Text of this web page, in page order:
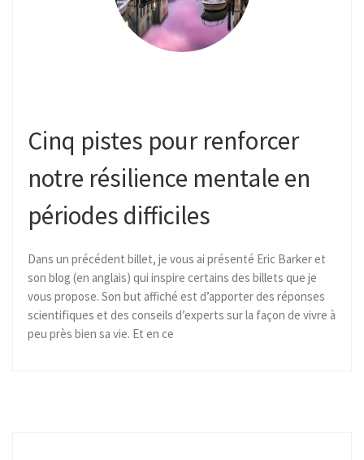
Cinq pistes pour renforcer
notre résilience mentale en
périodes difficiles
Dans un précédent billet, je vous ai présenté Eric Barker et
son blog (en anglais) qui inspire certains des billets que je
vous propose. Son but affiché est d’apporter des réponses
scientifiques et des conseils d’experts sur la façon de vivre à
peu près bien sa vie. Et en ce